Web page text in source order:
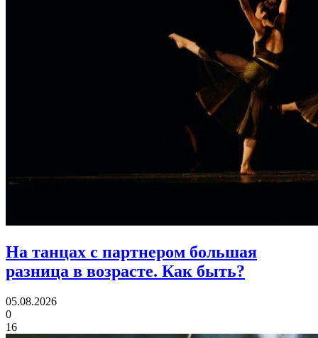
На танцах с партнером большая
разница в возрасте. Как быть?
05.08.2026
0
16